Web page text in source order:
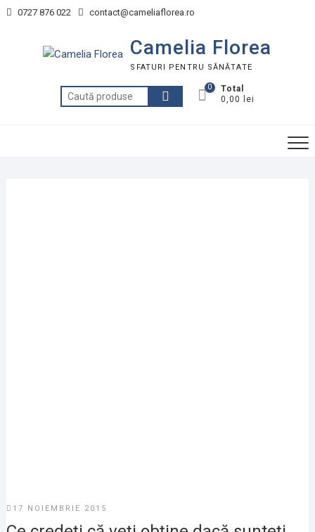
Skip 0727 876 022 contact@cameliaflorea.ro
Camelia Florea
SFATURI PENTRU SĂNĂTATE
Caută
după:
0
Total
0,00 lei
17 NOIEMBRIE 2015